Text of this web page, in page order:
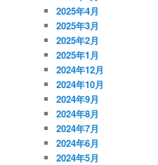
2025年4月
2025年3月
2025年2月
2025年1月
2024年12月
2024年10月
2024年9月
2024年8月
2024年7月
2024年6月
2024年5月